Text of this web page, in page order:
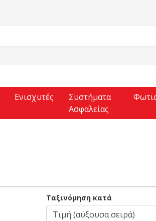
Ενισχυτές
Συστήματα
Ασφαλείας
Ταξινόμηση κατά